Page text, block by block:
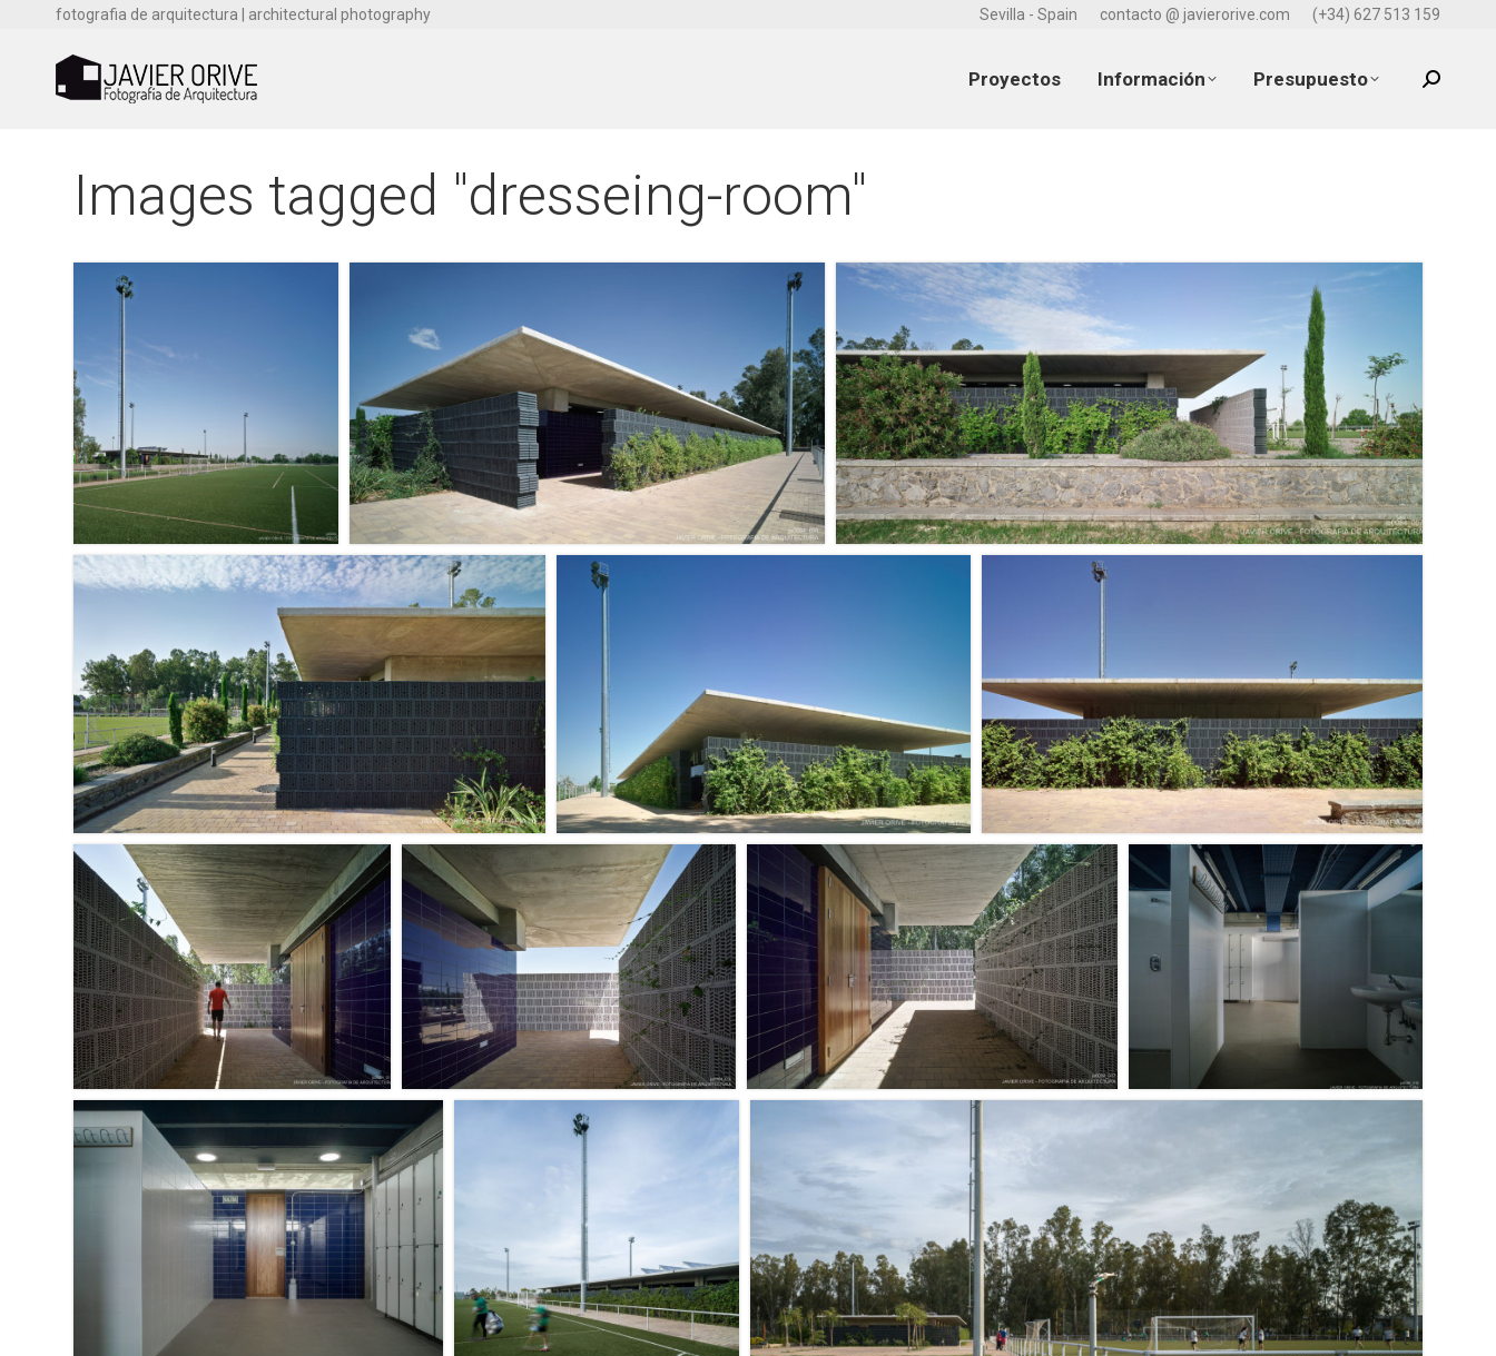
fotografia de arquitectura | architectural photography Sevilla - Spain contacto @ javierorive.com (+34) 627 513 159
Proyectos Información Presupuesto Search:
Images tagged "dresseing-room"